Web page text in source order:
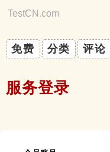
TestCN.com
免费 分类 评论
服务登录